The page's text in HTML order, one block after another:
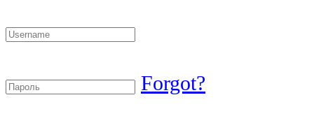
Forgot?